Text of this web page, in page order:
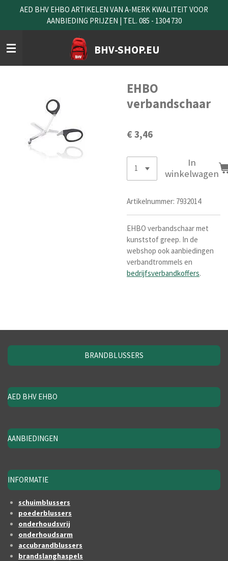
naar
de
hoofdinhoud
BHV-SHOP.EU
AED BHV EHBO ARTIKELEN VAN A-MERK KWALITEIT VOOR
AANBIEDING PRIJZEN | TEL. 085 - 1304 730
EHBO
verbandschaar
€ 3,46
In
winkelwagen
Artikelnummer: 7932014
EHBO verbandschaar met
kunststof greep. In de
webshop ook aanbiedingen
verbandtrommels en
bedrijfsverbandkoffers.
BRANDBLUSSERS
AED BHV EHBO
AANBIEDINGEN
INFORMATIE
schuimblussers
poederblussers
onderhoudsvrij
onderhoudsarm
accubrandblussers
brandslanghaspels